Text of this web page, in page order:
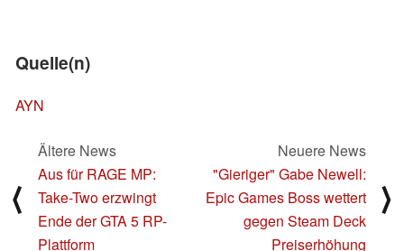
Quelle(n)
AYN
⟨
Ältere News
Aus für RAGE MP:
Take-Two erzwingt
Ende der GTA 5 RP-
Plattform
Neuere News
"Gieriger" Gabe Newell:
Epic Games Boss wettert
gegen Steam Deck
Preiserhöhung
⟩